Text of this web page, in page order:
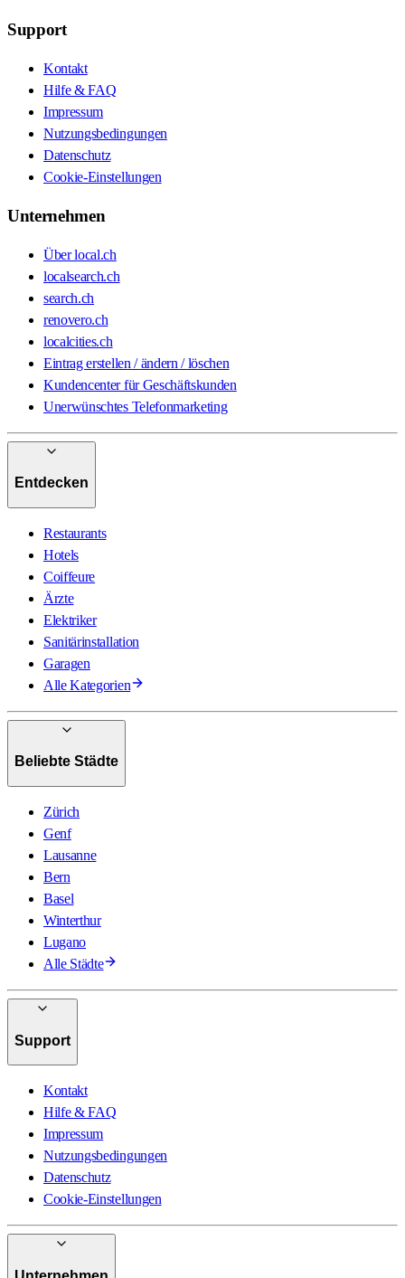
Support
Kontakt
Hilfe & FAQ
Impressum
Nutzungsbedingungen
Datenschutz
Cookie-Einstellungen
Unternehmen
Über local.ch
localsearch.ch
search.ch
renovero.ch
localcities.ch
Eintrag erstellen / ändern / löschen
Kundencenter für Geschäftskunden
Unerwünschtes Telefonmarketing
Entdecken
Restaurants
Hotels
Coiffeure
Ärzte
Elektriker
Sanitärinstallation
Garagen
Alle Kategorien
Beliebte Städte
Zürich
Genf
Lausanne
Bern
Basel
Winterthur
Lugano
Alle Städte
Support
Kontakt
Hilfe & FAQ
Impressum
Nutzungsbedingungen
Datenschutz
Cookie-Einstellungen